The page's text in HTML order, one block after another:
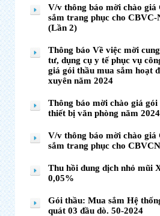
V/v thông báo mời chào giá
sắm trang phục cho
(Lần 2)
Thông báo Về việc mời
tư, dụng cụ y tế phục vụ
giá gói thầu mua sắm hoạt
xuyên năm 2024
Thông báo mời chào giá gói
thiết bị văn phòng năm 2024
V/v thông báo mời chào giá
sắm trang phục cho
Thu hồi dung dịch nhỏ mũi
0,05%
Gói thầu: Mua sắm Hệ
quát 03 đầu dò. 50-2024